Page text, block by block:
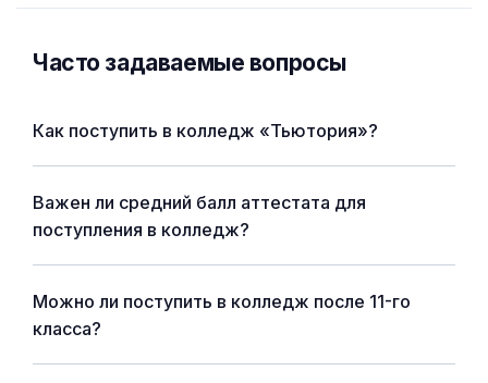
Часто задаваемые вопросы
Как поступить в колледж «Тьютория»?
Важен ли средний балл аттестата для
поступления в колледж?
Можно ли поступить в колледж после 11-го
класса?